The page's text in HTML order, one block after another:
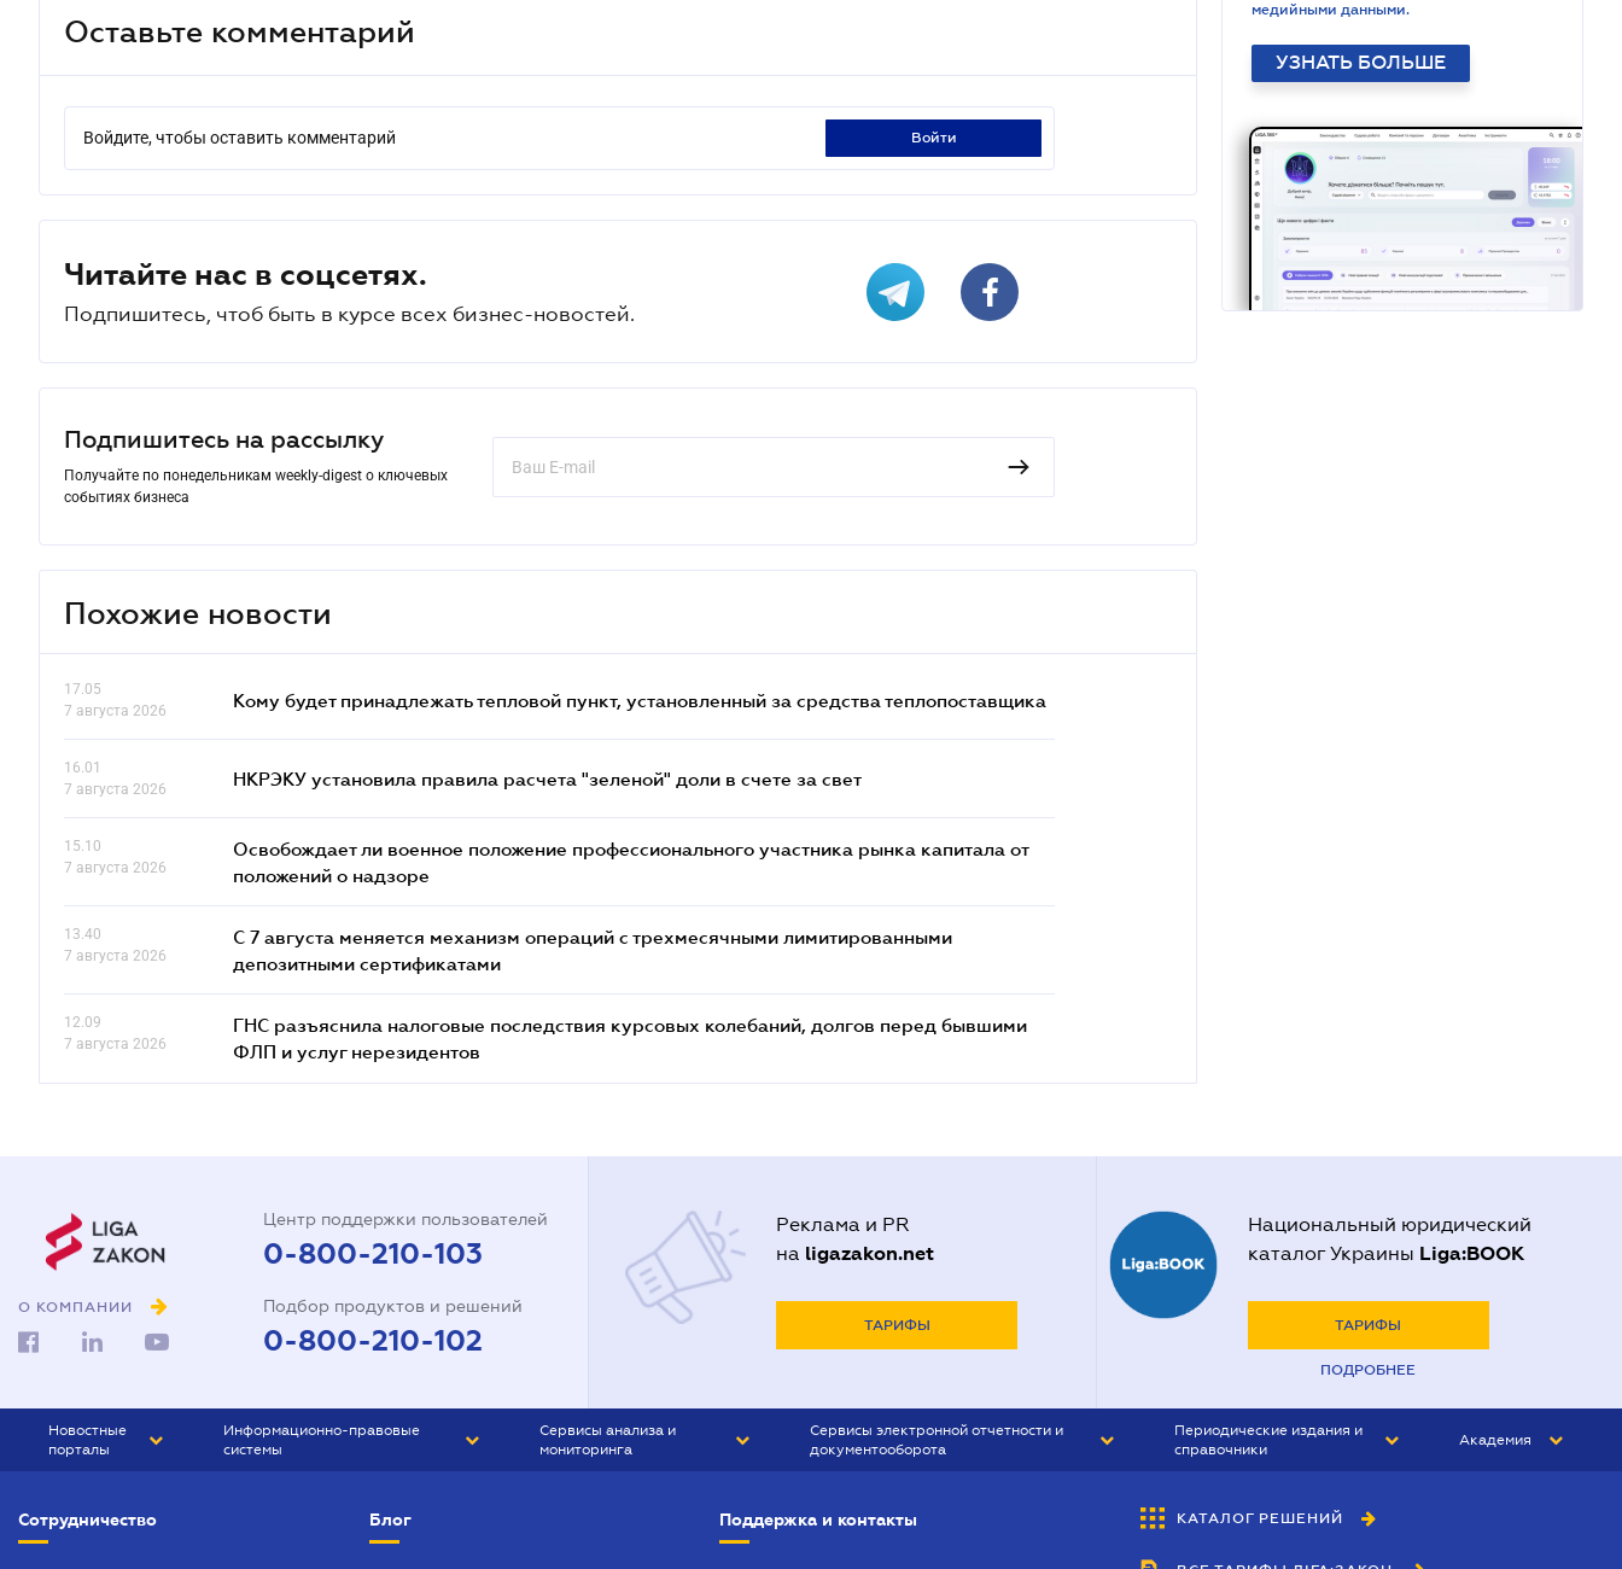
Оставьте комментарий
Войдите, чтобы оставить комментарий войти
Читайте нас в соцсетях.
Подпишитесь, чтоб быть в курсе всех бизнес-новостей.
Подпишитесь на рассылку
Получайте по понедельникам weekly-digest о ключевых
событиях бизнеса
Похожие новости
17.05
7 августа 2026
Кому будет принадлежать тепловой пункт, установленный за средства теплопоставщика
16.01
7 августа 2026
НКРЭКУ установила правила расчета "зеленой" доли в счете за свет
15.10
7 августа 2026
Освобождает ли военное положение профессионального участника рынка капитала от
положений о надзоре
13.40
7 августа 2026
С 7 августа меняется механизм операций с трехмесячными лимитированными
депозитными сертификатами
12.09
7 августа 2026
ГНС разъяснила налоговые последствия курсовых колебаний, долгов перед бывшими
ФЛП и услуг нерезидентов
медийными данными.
УЗНАТЬ БОЛЬШЕ
О КОМПАНИИ
Центр поддержки пользователей
0-800-210-103
Подбор продуктов и решений
0-800-210-102
Реклама и PR
на ligazakon.net
ТАРИФЫ
Национальный юридический
каталог Украины Liga:BOOK
ТАРИФЫ
ПОДРОБНЕЕ
Новостные
порталы
БИЗНЕС
Информационно-правовые
системы
Сервисы анализа и
мониторинга
Сервисы электронной отчетности и
документооборота
Периодические издания и
справочники
БУХГАЛТЕР&ЗАКОН
Академия
Сотрудничество Блог Поддержка и контакты КАТАЛОГ РЕШЕНИЙ